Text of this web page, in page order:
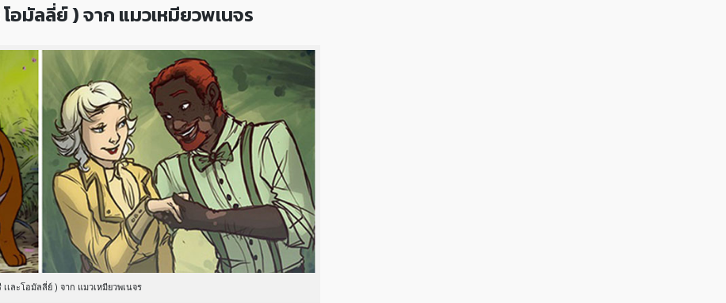
อมัลลี่ย์ ) จาก แมวเหมียวพเนจร
เเละโอมัลลี่ย์ ) จาก แมวเหมียวพเนจร